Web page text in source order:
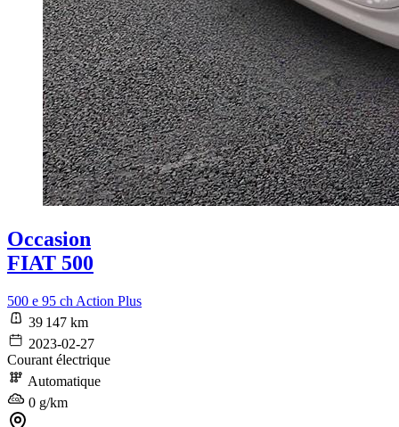
Occasion
FIAT 500
500 e 95 ch Action Plus
39 147 km
2023-02-27
Courant électrique
Automatique
0 g/km